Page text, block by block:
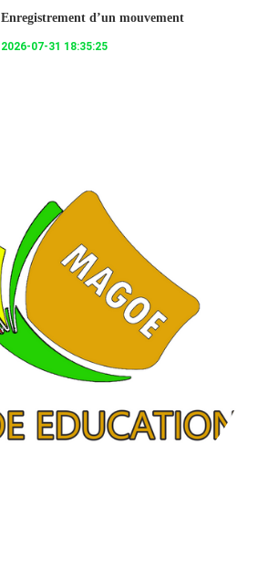
Enregistrement d’un mouvement
2026-07-31 18:35:25